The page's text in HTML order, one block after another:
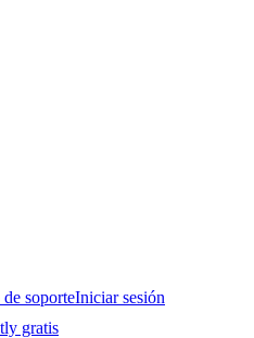
soporteIniciar sesión
gratis